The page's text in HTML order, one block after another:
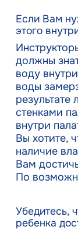
Если Вам
этого
должны
воду
воды
результате
стенками
внутри
Вы хотите,
наличие
Вам
По
Убедитесь,
ребенка